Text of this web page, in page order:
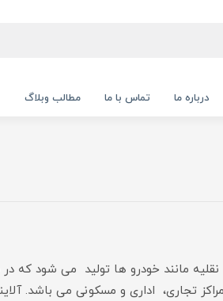
درباره ما تماس با ما مطالب وبلاگ
تجاری، اداری و مسکونی می باشد.